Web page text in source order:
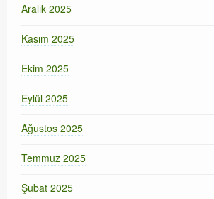
Aralık 2025
Kasım 2025
Ekim 2025
Eylül 2025
Ağustos 2025
Temmuz 2025
Şubat 2025